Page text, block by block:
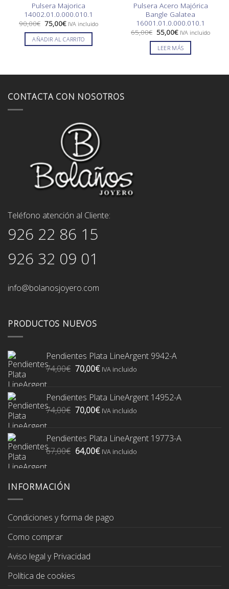
Pulsera Majorica
14002.01.0.000.010.1
90,00€ El
precio
original
era:
75,00€El
actual
es:
IVA incluido
AÑADIR AL CARRITO
Pulsera Acero Majórica
Bangle Galatea
16001.01.0.000.010.1
65,00€ El
precio
original
era:
55,00€El
actual
es:
IVA incluido
LEER MÁS
CONTACTA CON NOSOTROS
Teléfono atención al Cliente:
926 22 86 15
926 32 09 01
info@bolanosjoyero.com
PRODUCTOS NUEVOS
Pendientes Plata LineArgent 9942-A
74,00€ El
era:
74,00€.
70,00€El
es:
70,00€.
IVA incluido
Pendientes Plata LineArgent 14952-A
74,00€ El
era:
74,00€.
70,00€El
es:
70,00€.
IVA incluido
Pendientes Plata LineArgent 19773-A
67,00€ El
64,00€ElIVA incluido
INFORMACIÓN
Condiciones y forma de pago
Como comprar
Aviso legal y Privacidad
Política de cookies